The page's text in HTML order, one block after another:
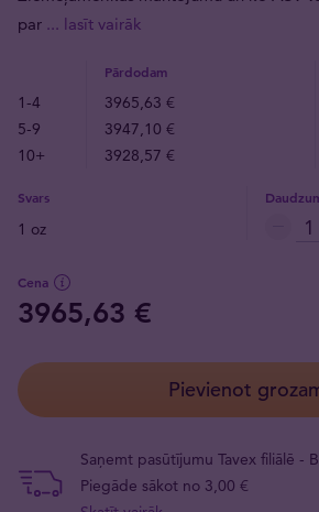
par ... lasīt vairāk
Pārdodam
1-4 3965,63 €
5-9
3947,10 €
10+
3928,57 €
Svars
1 oz
Cena
3965,63 €
Pievienot
Saņemt pasūtījumu Tavex filiālē -
Piegāde sākot no 3,00 €